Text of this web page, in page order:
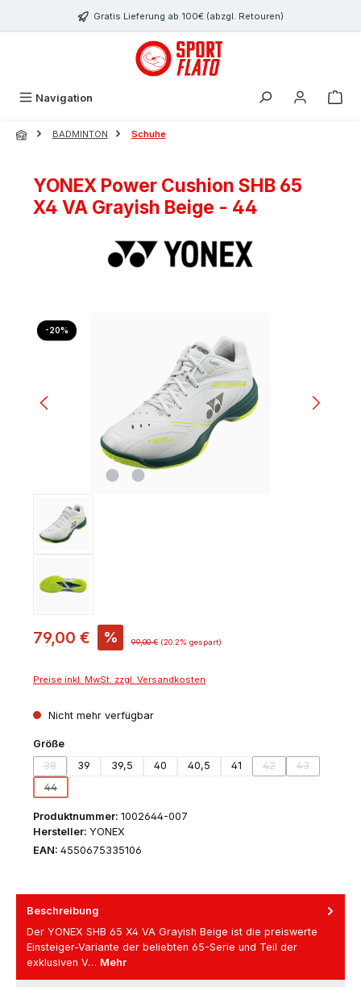
Zum Hauptinhalt springenGratis Lieferung ab 100€ (abzgl. Retouren)
Navigation
BADMINTON Schuhe
YONEX Power Cushion SHB 65
X4 VA Grayish Beige - 44
Bildergalerie überspringen
-20% Rabatt
79,00 € % 99,00 € (20.2% gespart)
Preise inkl. MwSt. zzgl. Versandkosten
Nicht mehr verfügbar
Größeauswählen
38
(Diese Option ist zurzeit nicht verfügbar.)
39 39,5 40 40,5 41 42
(Diese Option ist
43
(Diese
44
(Diese Option ist zurzeit nicht verfügbar.)
Produktnummer: 1002644-007
Hersteller: YONEX
EAN: 4550675335106
Beschreibung
Der YONEX SHB 65 X4 VA Grayish Beige ist die preiswerte
Einsteiger-Variante der beliebten 65-Serie und Teil der
exklusiven V… Mehr